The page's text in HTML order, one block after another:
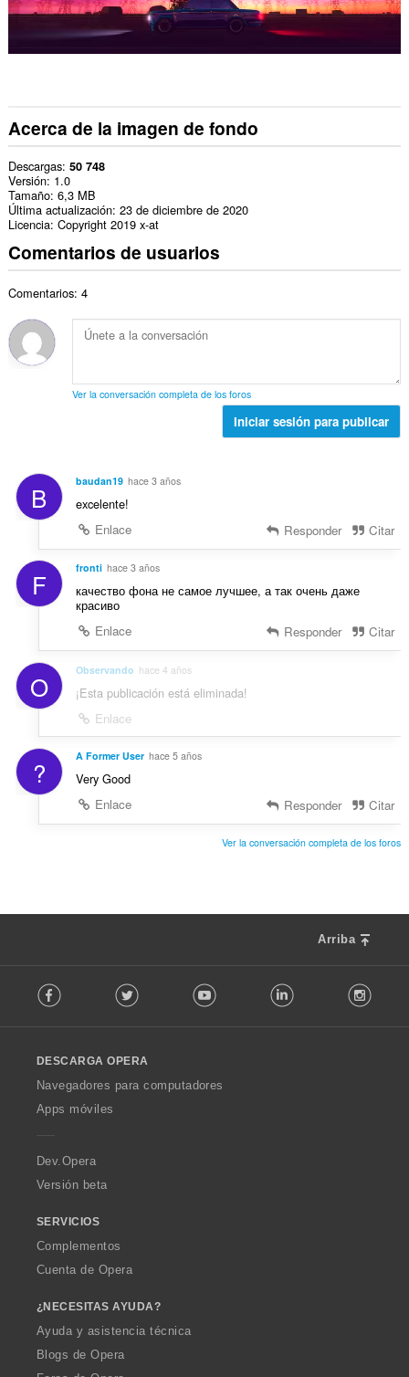
Acerca de la imagen de fondo
Descargas 50 748
Versión 1.0
Tamaño 6,3 MB
Última actualización 23 de diciembre de 2020
Licencia Copyright 2019 x-at
Comentarios de usuarios
Comentarios: 4
Ver la conversación completa de los foros
Iniciar sesión para publicar
B baudan19 hace 3 años
excelente!
Enlace
Responder Citar
F fronti hace 3 años
качество фона не самое лучшее, а так очень даже
красиво
Enlace
Responder Citar
O Observando hace 4 años
¡Esta publicación está eliminada!
Enlace
? A Former User hace 5 años
Very Good
Enlace
Responder Citar
Ver la conversación completa de los foros
Arriba
o
w
O
p
a
Facebook Twitter Youtube LinkedIn
DESCARGA OPERA
Navegadores para computadores
Apps móviles
Dev.Opera
Versión beta
SERVICIOS
Complementos
Cuenta de Opera
¿NECESITAS AYUDA?
Ayuda y asistencia técnica
Blogs de Opera